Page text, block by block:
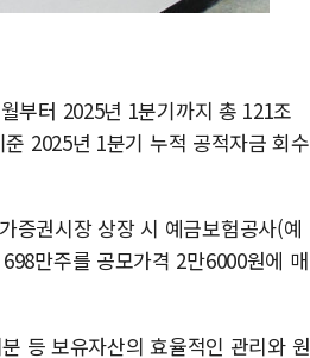
부터 2025년 1분기까지 총 121조
2025년 1분기 누적 공적자금 회수
증권시장 상장 시 예금보험공사(예
만주를 공모가격 2만6000원에 매
등 보유자산의 효율적인 관리와 원